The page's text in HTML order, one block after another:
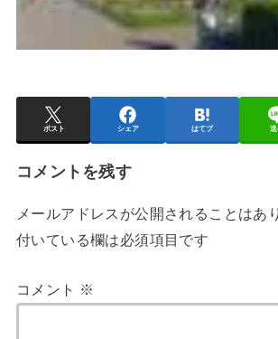
ポスト シェア はてブ 送
コメントを残す
メールアドレスが公開されることはあ
付いている欄は必須項目です
コメント ※